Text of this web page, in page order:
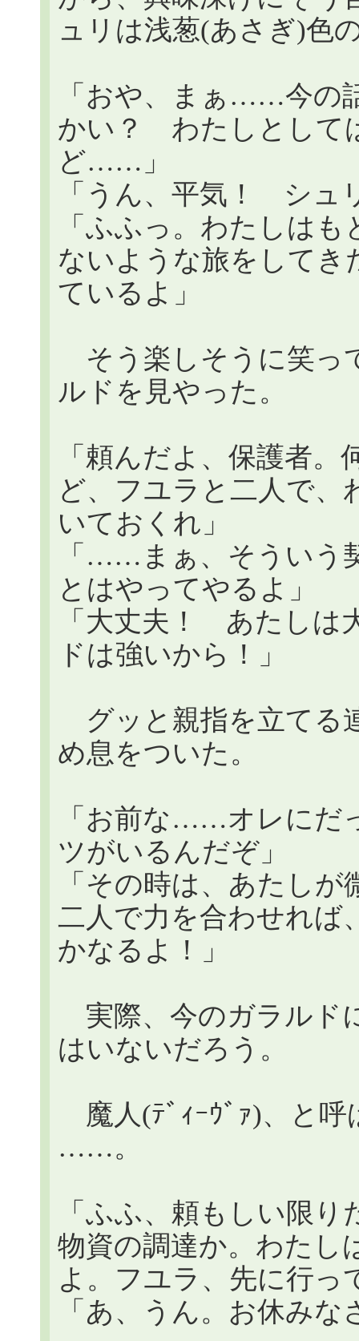
ュリは浅葱(あさぎ)色
「おや、まぁ……今の
かい？ わたしとして
ど……」
「うん、平気！ シュ
「ふふっ。わたしは
ないような旅をしてき
ているよ」
そう楽しそうに笑っ
ルドを見やった。
「頼んだよ、保護者
ど、フユラと二人で、
いておくれ」
「……まぁ、そういう
とはやってやるよ」
「大丈夫！ あたしは
ドは強いから！」
グッと親指を立てる
め息をついた。
「お前な……オレにだ
ツがいるんだぞ」
「その時は、あたし
二人で力を合わせれば
かなるよ！」
実際、今のガラルド
はいないだろう。
魔人(ﾃﾞｨｰｳﾞｧ)、と
……。
「ふふ、頼もしい限
物資の調達か。わたし
よ。フユラ、先に行っ
「あ、うん。お休み